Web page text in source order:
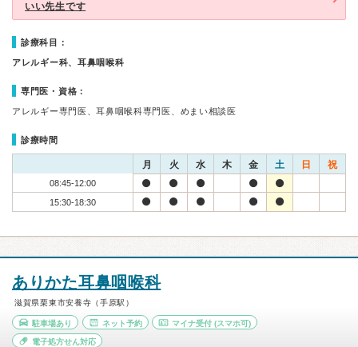
いい先生です
診療科目：
アレルギー科、耳鼻咽喉科
専門医・資格：
アレルギー専門医、耳鼻咽喉科専門医、めまい相談医
診療時間
月 火 水 木 金 土 日 祝
08:45-12:00
15:30-18:30
ありかた耳鼻咽喉科
滋賀県栗東市安養寺（手原駅）
駐車場あり ネット予約 マイナ受付 (スマホ可)
電子処方せん対応